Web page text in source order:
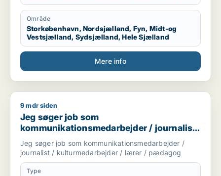
Område
Storkøbenhavn, Nordsjælland, Fyn, Midt-og
Vestsjælland, Sydsjælland, Hele Sjælland
Mere info
Jeg søger job som kommunikationsmedarbejder /
9 mdr siden
Jeg søger job som
kommunikationsmedarbejder / journalist
/ kulturmedarbejder / lærer / pædagog
Jeg søger job som kommunikationsmedarbejder /
journalist / kulturmedarbejder / lærer / pædagog
Type